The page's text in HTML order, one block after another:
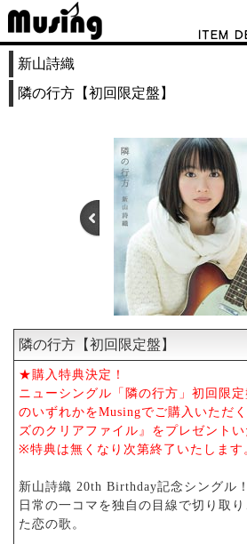
新山詩織
隣の行方【初回限定盤】
1
隣の行方【初回限定盤】
★購入特典決定！
ニューシングル「隣の行方」初回限
のいずれかをMusingでご購入いただ
ズのクリアファイル』をプレゼントい
※特典は無くなり次第終了いたします
新山詩織 20th Birthday記念シングル！
日常の一コマを独自の目線で切り取
た恋の歌。